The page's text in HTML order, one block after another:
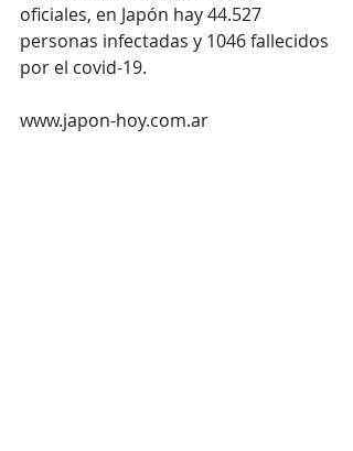
oficiales, en Japón hay 44.527
personas infectadas y 1046 fallecidos
por el covid-19.
www.japon-hoy.com.ar